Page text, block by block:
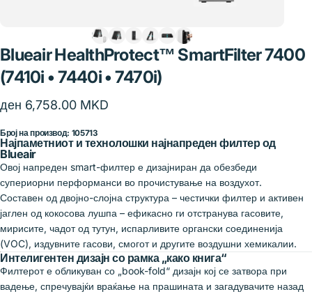
BlueairHealthProtect™ SmartFilter7400
(7410i • 7440i• 7470i)
ден 6,758.00 MKD
Број на производ: 105713
Најпаметниот и технолошки најнапреден филтер од
Blueair
Овој напреден smart-филтер е дизајниран да обезбеди
супериорни перформанси во прочистување на воздухот.
Составен од двојно-слојна структура – честички филтер и активен
јаглен од кокосова лушпа – ефикасно ги отстранува гасовите,
мирисите, чадот од тутун, испарливите органски соединенија
(VOC), издувните гасови, смогот и другите воздушни хемикалии.
Интелигентен дизајн со рамка „како книга“
Филтерот е обликуван со „book-fold“ дизајн кој се затвора при
вадење, спречувајќи враќање на прашината и загадувачите назад